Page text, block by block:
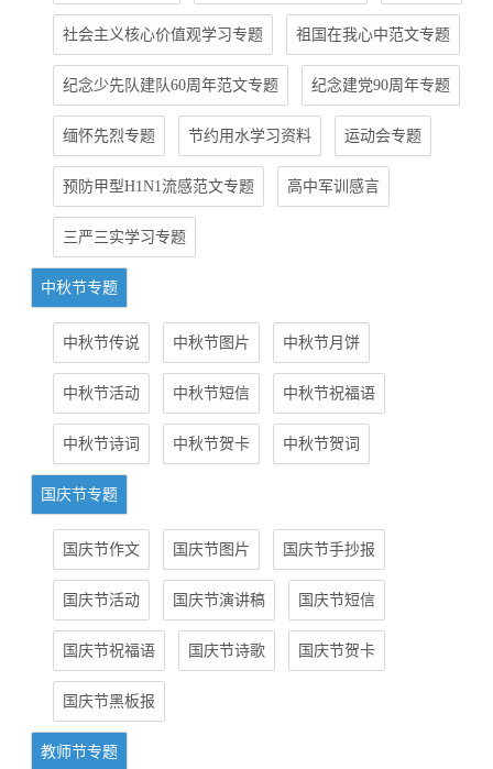
社会主义核心价值观学习专题 祖国在我心中范文专题
纪念少先队建队60周年范文专题 纪念建党90周年专题
缅怀先烈专题 节约用水学习资料 运动会专题
预防甲型H1N1流感范文专题 高中军训感言
三严三实学习专题
中秋节专题
中秋节传说 中秋节图片 中秋节月饼
中秋节活动 中秋节短信 中秋节祝福语
中秋节诗词 中秋节贺卡 中秋节贺词
国庆节专题
国庆节作文 国庆节图片 国庆节手抄报
国庆节活动 国庆节演讲稿 国庆节短信
国庆节祝福语 国庆节诗歌 国庆节贺卡
国庆节黑板报
教师节专题